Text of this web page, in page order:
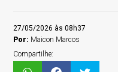
27/05/2026 às 08h37
Por: Maicon Marcos
Compartilhe: